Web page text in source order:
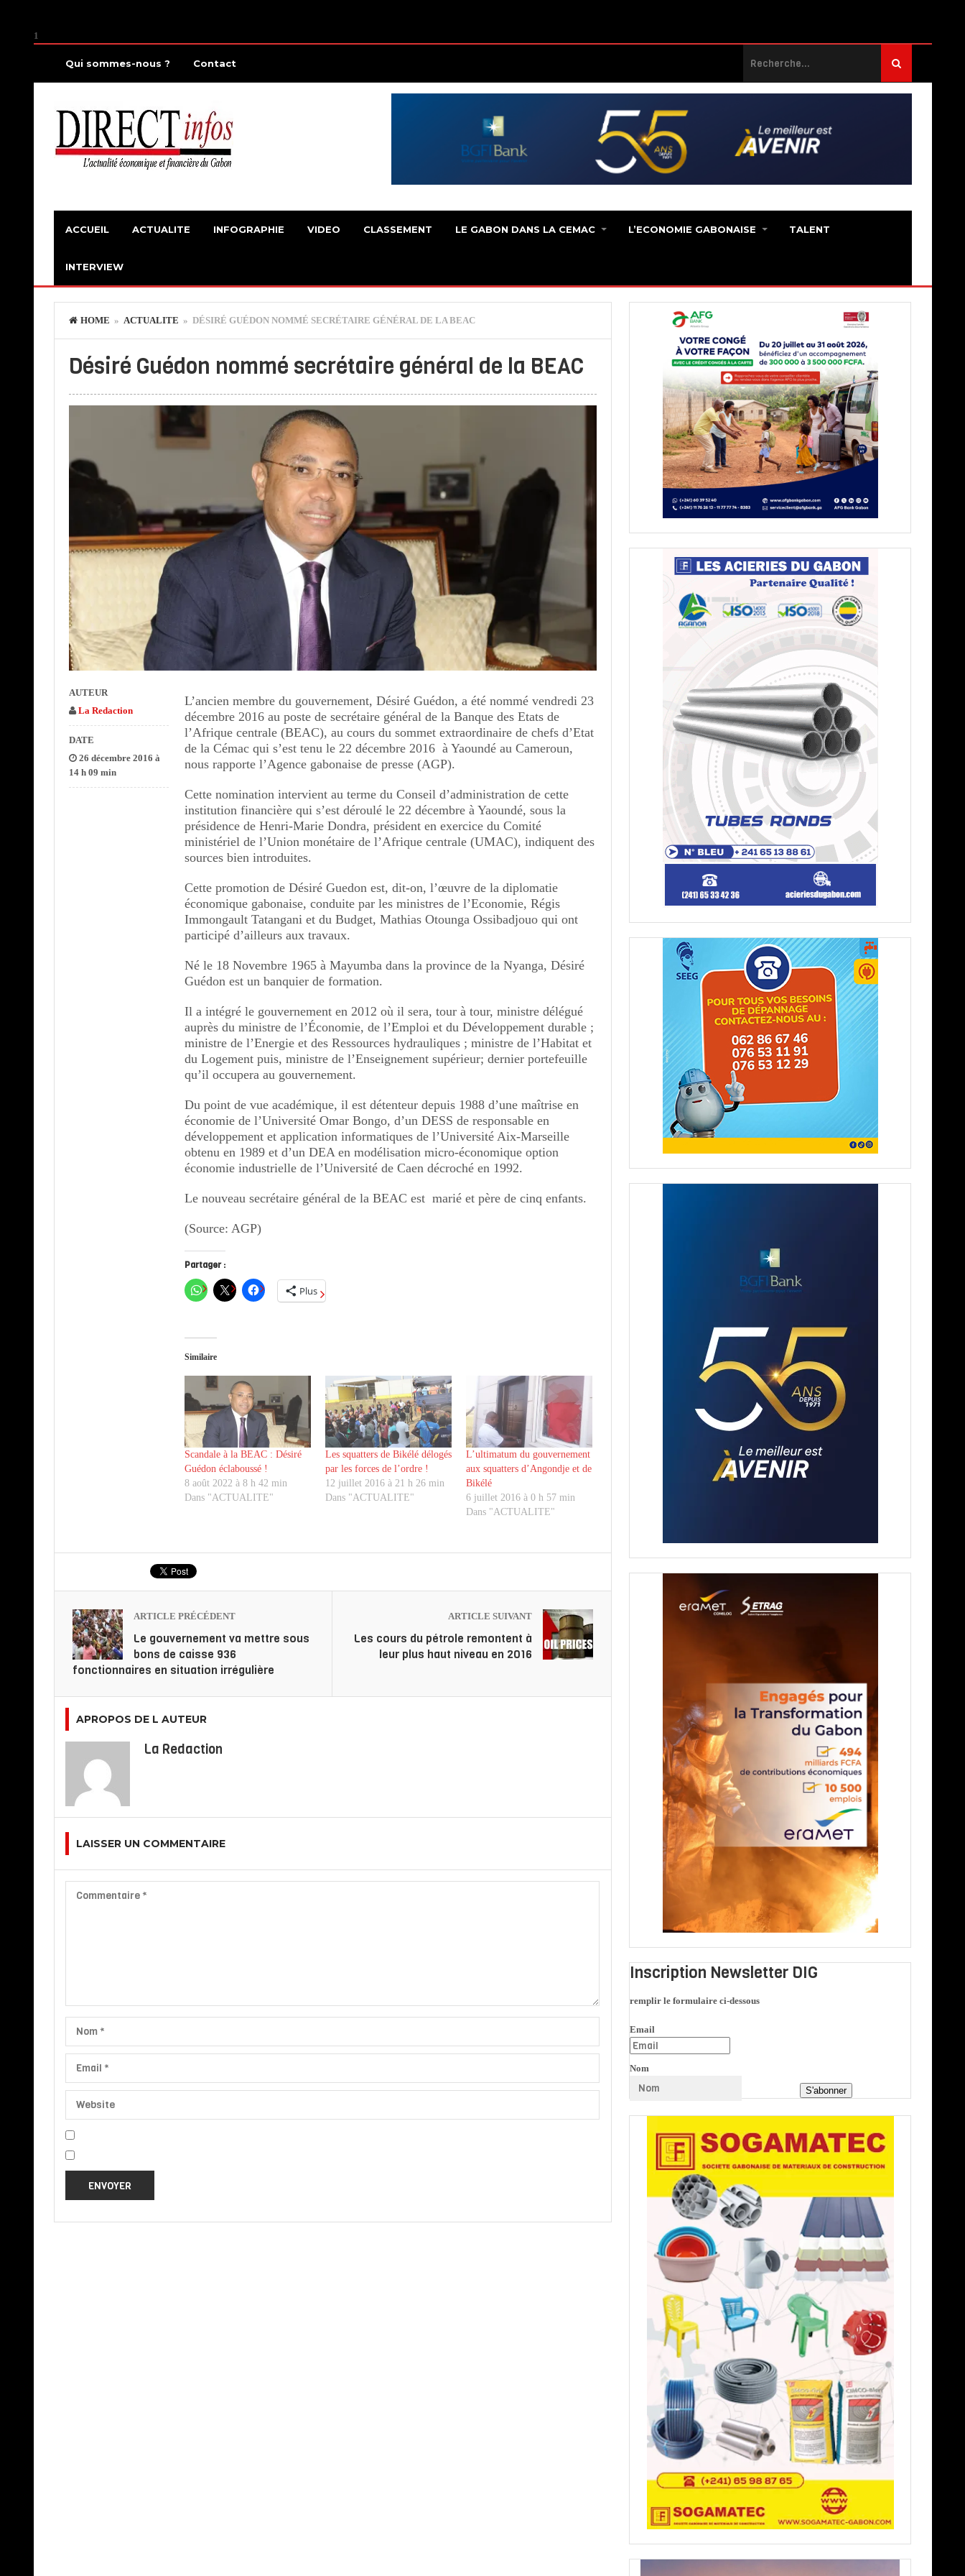
1
Qui sommes-nous ? Contact
ACCUEIL ACTUALITE INFOGRAPHIE VIDEO CLASSEMENT LE GABON DANS LA CEMAC L’ECONOMIE GABONAISE TALENT
INTERVIEW
HOME » ACTUALITE » DÉSIRÉ GUÉDON NOMMÉ SECRÉTAIRE GÉNÉRAL DE LA BEAC
Désiré Guédon nommé secrétaire général de la BEAC
L’ancien membre du gouvernement, Désiré Guédon, a été nommé vendredi 23
décembre 2016 au poste de secrétaire général de la Banque des Etats de
l’Afrique centrale (BEAC), au cours du sommet extraordinaire de chefs d’Etat
de la Cémac qui s’est tenu le 22 décembre 2016 à Yaoundé au Cameroun,
nous rapporte l’Agence gabonaise de presse (AGP).
Cette nomination intervient au terme du Conseil d’administration de cette
institution financière qui s’est déroulé le 22 décembre à Yaoundé, sous la
présidence de Henri-Marie Dondra, président en exercice du Comité
ministériel de l’Union monétaire de l’Afrique centrale (UMAC), indiquent des
sources bien introduites.
Cette promotion de Désiré Guedon est, dit-on, l’œuvre de la diplomatie
économique gabonaise, conduite par les ministres de l’Economie, Régis
Immongault Tatangani et du Budget, Mathias Otounga Ossibadjouo qui ont
participé d’ailleurs aux travaux.
Né le 18 Novembre 1965 à Mayumba dans la province de la Nyanga, Désiré
Guédon est un banquier de formation.
Il a intégré le gouvernement en 2012 où il sera, tour à tour, ministre délégué
auprès du ministre de l’Économie, de l’Emploi et du Développement durable ;
ministre de l’Energie et des Ressources hydrauliques ; ministre de l’Habitat et
du Logement puis, ministre de l’Enseignement supérieur; dernier portefeuille
qu’il occupera au gouvernement.
Du point de vue académique, il est détenteur depuis 1988 d’une maîtrise en
économie de l’Université Omar Bongo, d’un DESS de responsable en
développement et application informatiques de l’Université Aix-Marseille
obtenu en 1989 et d’un DEA en modélisation micro-économique option
économie industrielle de l’Université de Caen décroché en 1992.
Le nouveau secrétaire général de la BEAC est marié et père de cinq enfants.
(Source: AGP)
Partager :
Plus
Similaire
Scandale à la BEAC : Désiré
Guédon éclaboussé !
8 août 2022 à 8 h 42 min
Dans "ACTUALITE"
Les squatters de Bikélé délogés
par les forces de l’ordre !
12 juillet 2016 à 21 h 26 min
Dans "ACTUALITE"
L’ultimatum du gouvernement
aux squatters d’Angondje et de
Bikélé
6 juillet 2016 à 0 h 57 min
Dans "ACTUALITE"
AUTEUR
La Redaction
DATE
26 décembre 2016 à
14 h 09 min
ARTICLE PRÉCÉDENT
Le gouvernement va mettre sous
bons de caisse 936
fonctionnaires en situation irrégulière
ARTICLE SUIVANT
Les cours du pétrole remontent à
leur plus haut niveau en 2016
APROPOS DE L AUTEUR
La Redaction
LAISSER UN COMMENTAIRE
Inscription Newsletter DIG
remplir le formulaire ci-dessous
Email
Nom
S'abonner